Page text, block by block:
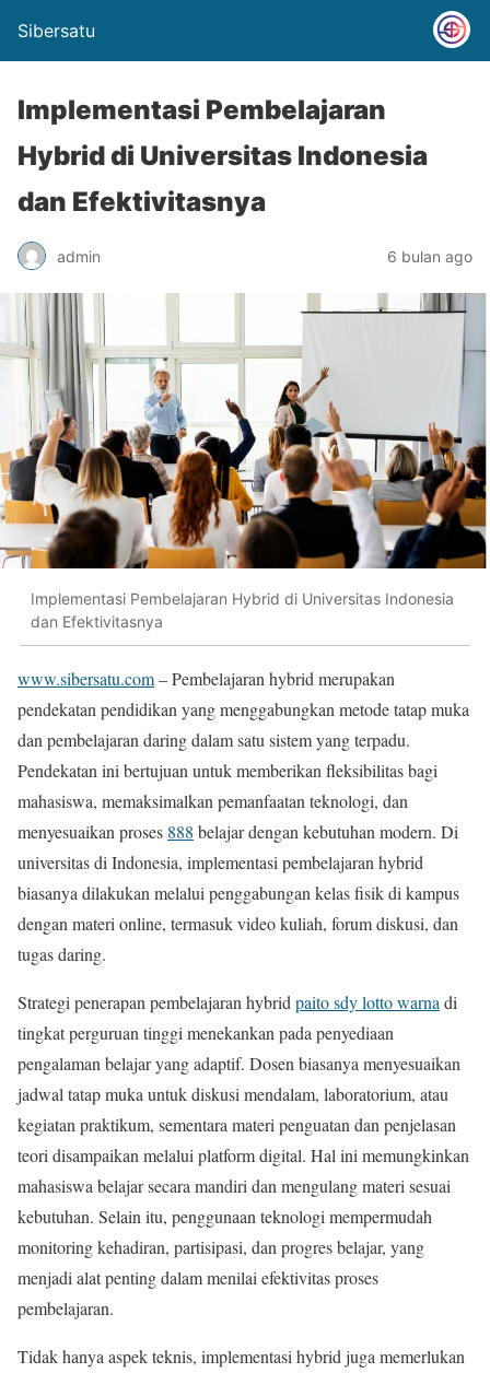
Sibersatu
Implementasi Pembelajaran
Hybrid di Universitas Indonesia
dan Efektivitasnya
admin 6 bulan ago
Implementasi Pembelajaran Hybrid di Universitas Indonesia
dan Efektivitasnya
www.sibersatu.com– Pembelajaran hybrid merupakan
pendekatan pendidikan yang menggabungkan metode tatap muka
dan pembelajaran daring dalam satu sistem yang terpadu.
Pendekatan ini bertujuan untuk memberikan fleksibilitas bagi
mahasiswa, memaksimalkan pemanfaatan teknologi, dan
menyesuaikan proses 888 belajar dengan kebutuhan modern. Di
universitas di Indonesia, implementasi pembelajaran hybrid
biasanya dilakukan melalui penggabungan kelas fisik di kampus
dengan materi online, termasuk video kuliah, forum diskusi, dan
tugas daring.
Strategi penerapan pembelajaran hybrid paito sdy lotto warna di
tingkat perguruan tinggi menekankan pada penyediaan
pengalaman belajar yang adaptif. Dosen biasanya menyesuaikan
jadwal tatap muka untuk diskusi mendalam, laboratorium, atau
kegiatan praktikum, sementara materi penguatan dan penjelasan
teori disampaikan melalui platform digital. Hal ini memungkinkan
mahasiswa belajar secara mandiri dan mengulang materi sesuai
kebutuhan. Selain itu, penggunaan teknologi mempermudah
monitoring kehadiran, partisipasi, dan progres belajar, yang
menjadi alat penting dalam menilai efektivitas proses
pembelajaran.
Tidak hanya aspek teknis, implementasi hybrid juga memerlukan